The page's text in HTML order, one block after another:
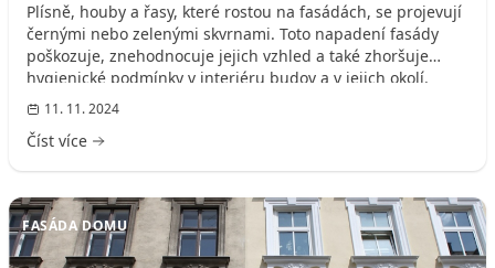
Plísně, houby a řasy, které rostou na fasádách, se projevují
černými nebo zelenými skvrnami. Toto napadení fasády
poškozuje, znehodnocuje jejich vzhled a také zhoršuje
hygienické podmínky v interiéru budov a v jejich okolí.
Dlouhodobé řešení těchto potíží nabízí speciální fasádní
barva SANATHERM B silikon PREVENSIL.
11. 11. 2024
Číst více
FASÁDA DOMU